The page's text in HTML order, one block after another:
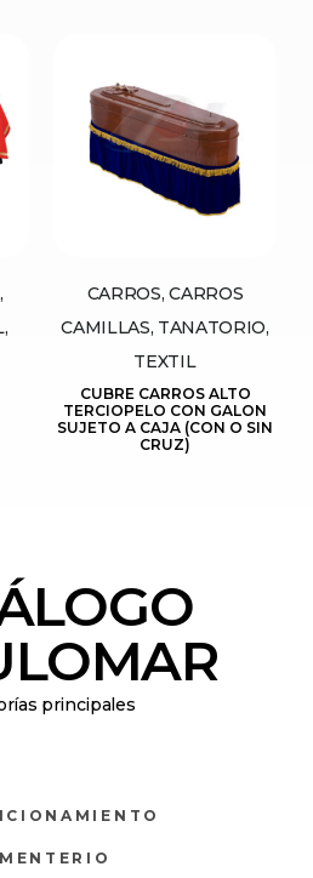
CARROS, CARROS
CAMILLAS, TANATORIO,
TEXTIL
CUBRE CARROS ALTO
TERCIOPELO CON GALON
SUJETO A CAJA (CON O SIN
CRUZ)
principales